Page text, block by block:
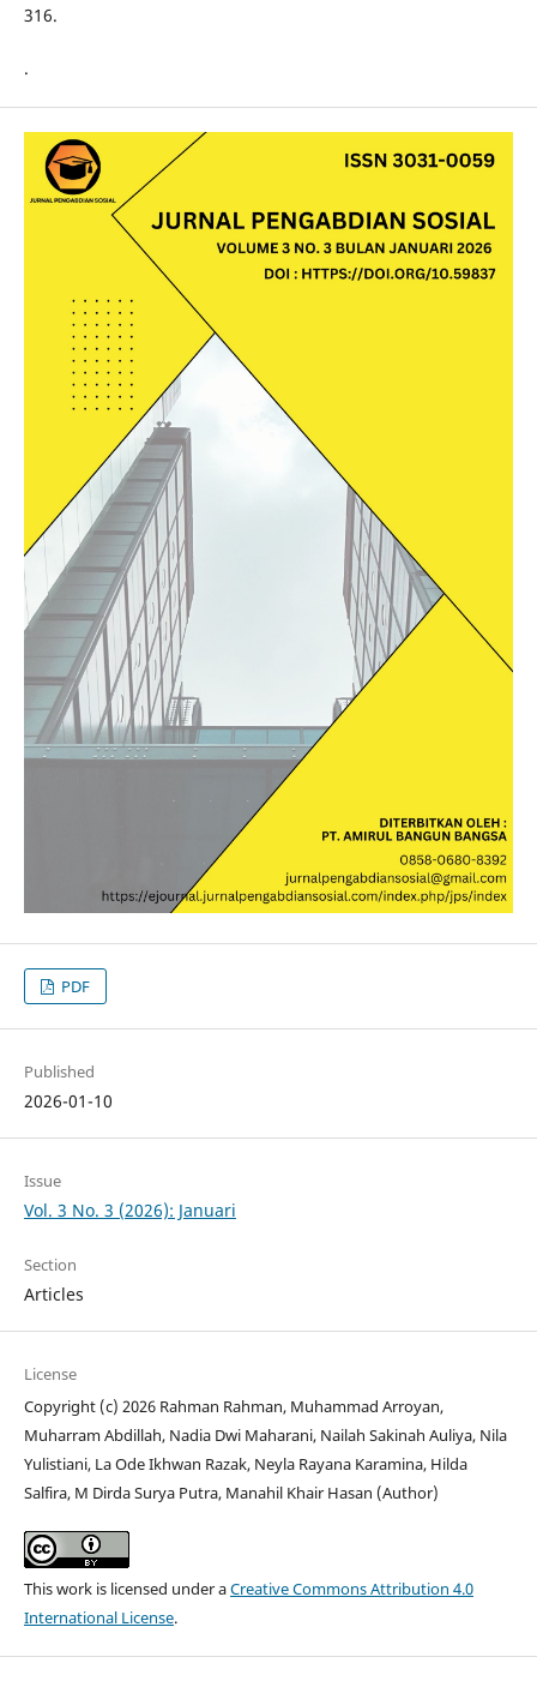
316.
.
PDF
Published
2026-01-10
Issue
Vol. 3 No. 3 (2026): Januari
Section
Articles
License
Copyright (c) 2026 Rahman Rahman, Muhammad Arroyan,
Muharram Abdillah, Nadia Dwi Maharani, Nailah Sakinah Auliya, Nila
Yulistiani, La Ode Ikhwan Razak, Neyla Rayana Karamina, Hilda
Salfira, M Dirda Surya Putra, Manahil Khair Hasan (Author)
This work is licensed under aCreative Commons Attribution 4.0
International License.